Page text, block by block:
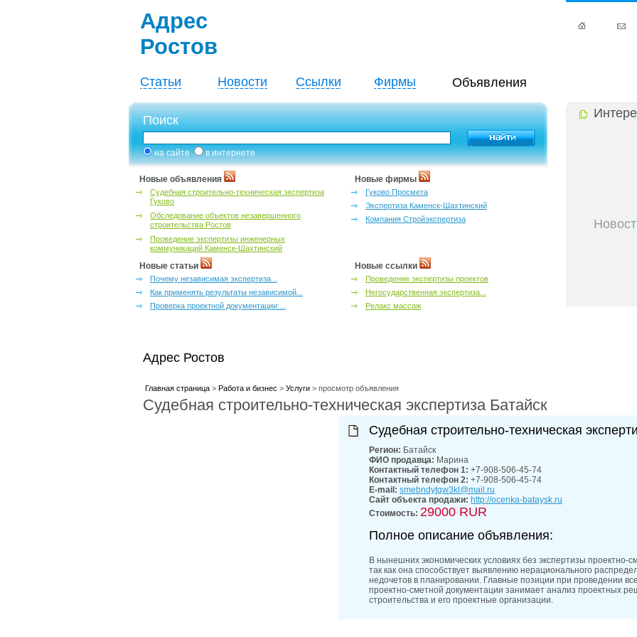
Адрес
Ростов
Статьи Новости Ссылки Фирмы Объявления
Поиск
на сайте в интернете
Новые объявления
Судебная строительно-техническая экспертиза
Гуково
Обследование объектов незавершенного
строительства Ростов
Проведение экспертизы инженерных
коммуникаций Каменск-Шахтинский
Новые фирмы
Гуково Просмета
Экспертиза Каменск-Шахтинский
Компания Стройэкспертиза
Новые статьи
Почему независимая экспертиза...
Как применять результаты независимой...
Проверка проектной документации:...
Новые ссылки
Проведение экспертизы проектов
Негосударственная экспертиза...
Релакс массаж
22-07-
Адрес Ростов
Главная страница> Работа и бизнес > Услуги> просмотр объявления
Судебная строительно-техническая экспертиза Батайск
Судебная строительно-техническая
Регион: Батайск
ФИО продавца: Марина
Контактный телефон 1:+7-908-506-45-74
Контактный телефон 2:+7-908-506-45-74
E-mail:smebndytgw3kl@mail.ru
Сайт объекта продажи: http://ocenka-bataysk.ru
Стоимость:29000 RUR
Полное описание объявления:
В нынешних экономических условиях без экспертизы проектно-
так как она способствует выявлению нерационального
недочетов в планировании. Главные позиции при проведении
проектно-сметной документации занимает анализ проектных
строительства и его проектные организации.